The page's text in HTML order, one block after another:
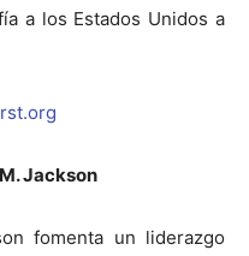
a los Estados Unidos a
Jackson
fomenta un liderazgo